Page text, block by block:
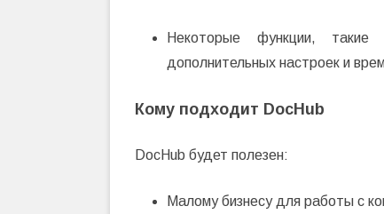
Некоторые функции, такие
дополнительных настроек и
Кому подходит DocHub
DocHub будет полезен:
Малому бизнесу для работы с